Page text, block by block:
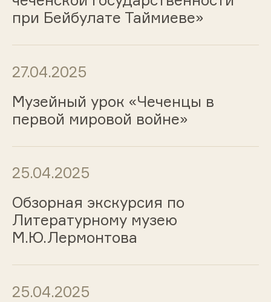
при Бейбулате Таймиеве»
27.04.2025
Музейный урок «Чеченцы в
первой мировой войне»
25.04.2025
Обзорная экскурсия по
Литературному музею
М.Ю.Лермонтова
25.04.2025